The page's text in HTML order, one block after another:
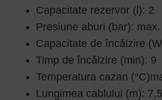
Capacitate rezervor (l): 2
Presiune aburi (bar):
Capacitate de încălzire
Timp de încălzire (min): 9
Temperatura cazan
Lungimea cablului (m): 7,5